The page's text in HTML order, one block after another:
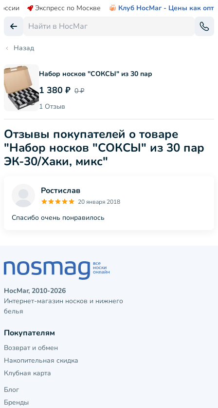
Экспресс по Москве Клуб НосМаг - Цены как опт
Назад
Набор носков "СОКСЫ" из 30 пар
1 380 ₽ 0 ₽
1 Отзыв
Отзывы покупателей о товаре
"Набор носков "СОКСЫ" из 30 пар
ЭК-30/Хаки, микс"
Ростислав
20 января 2018
Спасибо очень понравилось
НосМаг, 2010-2026
Интернет-магазин носков и нижнего
белья
Покупателям
Возврат и обмен
Накопительная скидка
Клубная карта
Блог
Бренды